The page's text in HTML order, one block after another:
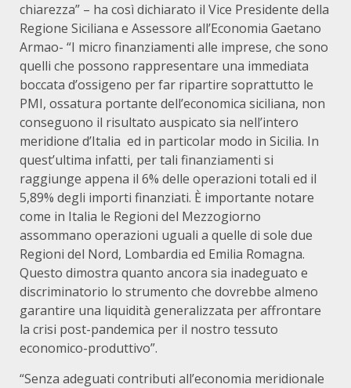
chiarezza” – ha così dichiarato il Vice Presidente della
Regione Siciliana e Assessore all’Economia Gaetano
Armao- “I micro finanziamenti alle imprese, che sono
quelli che possono rappresentare una immediata
boccata d’ossigeno per far ripartire soprattutto le
PMI, ossatura portante dell’economica siciliana, non
conseguono il risultato auspicato sia nell’intero
meridione d’Italia ed in particolar modo in Sicilia. In
quest’ultima infatti, per tali finanziamenti si
raggiunge appena il 6% delle operazioni totali ed il
5,89% degli importi finanziati. È importante notare
come in Italia le Regioni del Mezzogiorno
assommano operazioni uguali a quelle di sole due
Regioni del Nord, Lombardia ed Emilia Romagna.
Questo dimostra quanto ancora sia inadeguato e
discriminatorio lo strumento che dovrebbe almeno
garantire una liquidità generalizzata per affrontare
la crisi post-pandemica per il nostro tessuto
economico-produttivo”.
“Senza adeguati contributi all’economia meridionale